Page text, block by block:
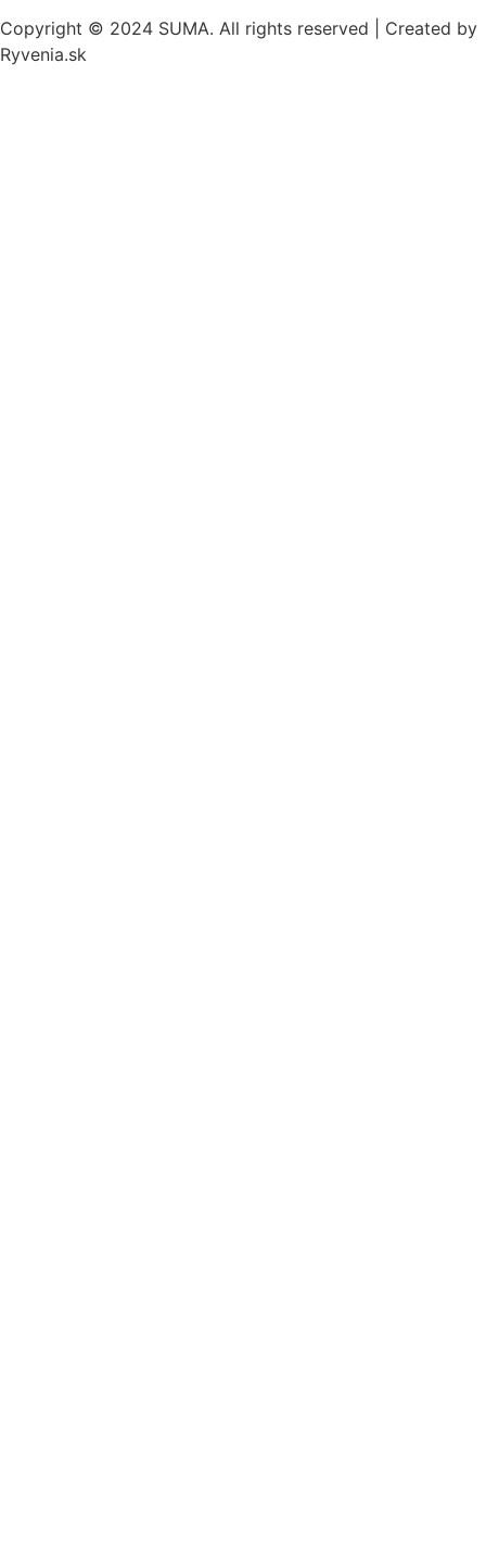
Copyright © 2024 SUMA. All rights reserved | Created by
Ryvenia.sk